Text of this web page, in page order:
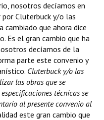
nosotros decíamos en
Cluterbuck y/o las
cambiado que ahora dice
Es el gran cambio que ha
decíamos de la
parte este convenio y
Cluterbuck y/o las
las obras que se
técnicas se
al presente convenio al
este gran cambio que